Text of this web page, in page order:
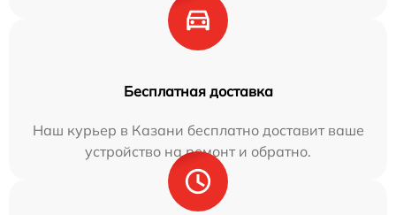
Бесплатная доставка
Наш курьер в Казани бесплатно доставит ваше
устройство на ремонт и обратно.